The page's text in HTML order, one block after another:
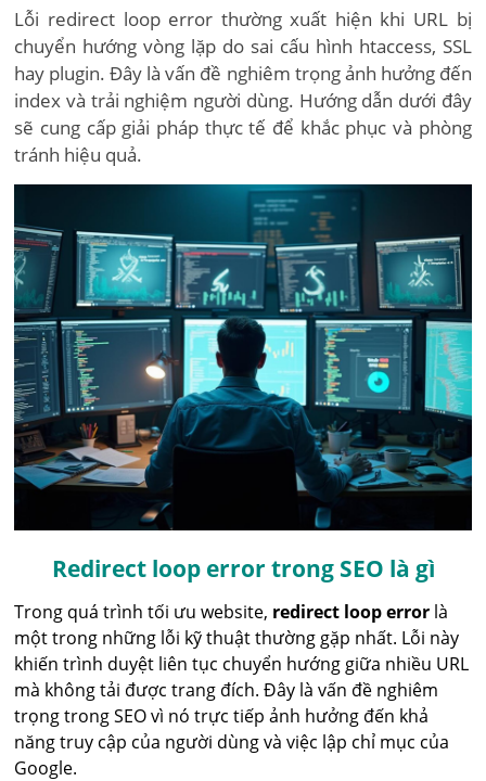
Lỗi redirect loop error thường xuất hiện khi URL bị
chuyển hướng vòng lặp do sai cấu hình htaccess, SSL
hay plugin. Đây là vấn đề nghiêm trọng ảnh hưởng đến
index và trải nghiệm người dùng. Hướng dẫn dưới đây
sẽ cung cấp giải pháp thực tế để khắc phục và phòng
tránh hiệu quả.
Redirect loop error trong SEO là gì
Trong quá trình tối ưu website, redirect loop error là
một trong những lỗi kỹ thuật thường gặp nhất. Lỗi này
khiến trình duyệt liên tục chuyển hướng giữa nhiều URL
mà không tải được trang đích. Đây là vấn đề nghiêm
trọng trong SEO vì nó trực tiếp ảnh hưởng đến khả
năng truy cập của người dùng và việc lập chỉ mục của
Google.